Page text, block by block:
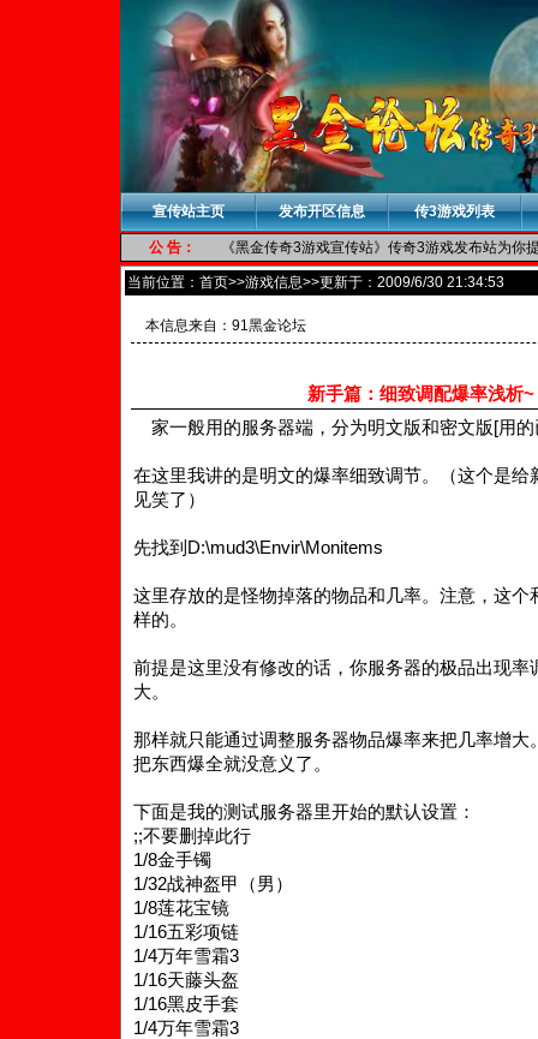
宣传站主页 发布开区信息 传3游戏列表
公 告： 《黑金传奇3游戏宣传站》传奇3游戏发布站为
当前位置： 首页>>游戏信息>>更新于：2009/6/30 21:34:53
本信息来自： 91黑金论坛
新手篇：细致调配爆率浅析~
家一般用的服务器端，分为明文版和密文版[用
在这里我讲的是明文的爆率细致调节。（这个是给
见笑了）
先找到D:\mud3\Envir\Monitems
这里存放的是怪物掉落的物品和几率。注意，这个
样的。
前提是这里没有修改的话，你服务器的极品出现率
大。
那样就只能通过调整服务器物品爆率来把几率增大
把东西爆全就没意义了。
下面是我的测试服务器里开始的默认设置：
;;不要删掉此行
1/8金手镯
1/32战神盔甲（男）
1/8莲花宝镜
1/16五彩项链
1/4万年雪霜3
1/16天藤头盔
1/16黑皮手套
1/4万年雪霜3